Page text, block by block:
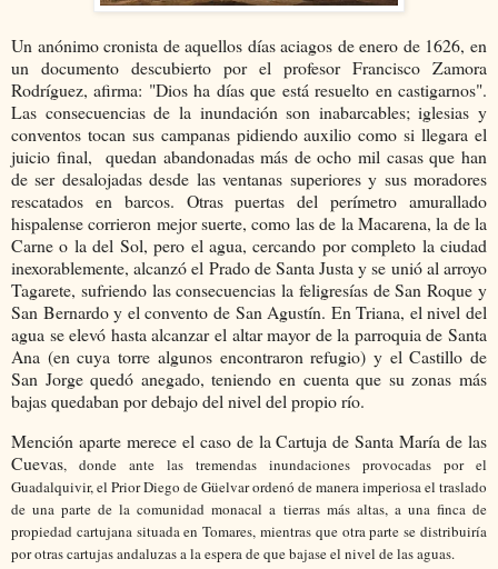
Un anónimo cronista de aquellos días aciagos de enero de 1626, en
un documento descubierto por el profesor Francisco Zamora
Rodríguez, afirma: "Dios ha días que está resuelto en castigarnos".
Las consecuencias de la inundación son inabarcables; iglesias y
conventos tocan sus campanas pidiendo auxilio como si llegara el
juicio final, quedan abandonadas más de ocho mil casas que han
de ser desalojadas desde las ventanas superiores y sus moradores
rescatados en barcos. Otras puertas del perímetro amurallado
hispalense corrieron mejor suerte, como las de la Macarena, la de la
Carne o la del Sol, pero el agua, cercando por completo la ciudad
inexorablemente, alcanzó el Prado de Santa Justa y se unió al arroyo
Tagarete, sufriendo las consecuencias la feligresías de San Roque y
San Bernardo y el convento de San Agustín. En Triana, el nivel del
agua se elevó hasta alcanzar el altar mayor de la parroquia de Santa
Ana (en cuya torre algunos encontraron refugio) y el Castillo de
San Jorge quedó anegado, teniendo en cuenta que su zonas más
bajas quedaban por debajo del nivel del propio río.
Mención aparte merece el caso de la Cartuja de Santa María de las
Cuevas, donde ante las tremendas inundaciones provocadas por el
Guadalquivir, el Prior Diego de Güelvar ordenó de manera imperiosa el traslado
de una parte de la comunidad monacal a tierras más altas, a una finca de
propiedad cartujana situada en Tomares, mientras que otra parte se distribuiría
por otras cartujas andaluzas a la espera de que bajase el nivel de las aguas.